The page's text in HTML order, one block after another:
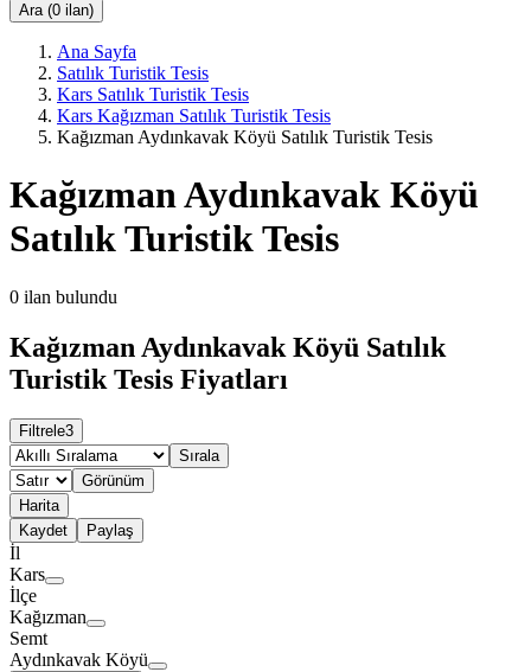
Ara (0 ilan)
Ana Sayfa
Satılık Turistik Tesis
Kars Satılık Turistik Tesis
Kars Kağızman Satılık Turistik Tesis
Kağızman Aydınkavak Köyü Satılık Turistik Tesis
Kağızman Aydınkavak Köyü
Satılık Turistik Tesis
0 ilan bulundu
Kağızman Aydınkavak Köyü Satılık
Turistik Tesis Fiyatları
Filtrele3
Sırala
Görünüm
Harita
Kaydet
Paylaş
İl
Kars
İlçe
Kağızman
Semt
Aydınkavak Köyü